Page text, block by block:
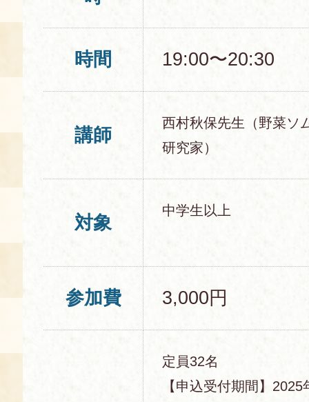
時間 19:00〜20:30
講師
西村秋保先生（野菜ソ
研究家）
対象
中学生以上
参加費 3,000円
定員32名
【申込受付期間】